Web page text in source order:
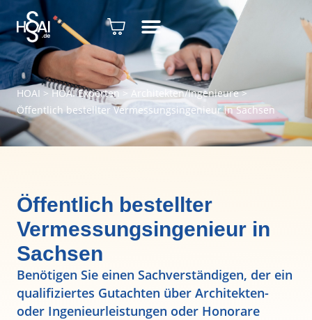
HOAI > HOAI Experten> Architekten/Ingenieure>
Öffentlich bestellter Vermessungsingenieur in Sachsen
Öffentlich bestellter
Vermessungsingenieur in
Sachsen
Benötigen Sie einen Sachverständigen, der ein
qualifiziertes Gutachten über Architekten-
oder Ingenieurleistungen oder Honorare